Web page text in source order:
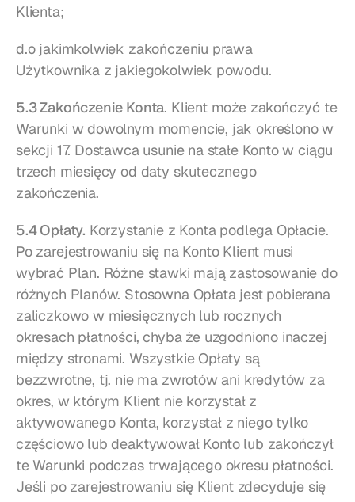
Klienta;
d.o jakimkolwiek zakończeniu prawa
Użytkownika z jakiegokolwiek powodu.
5.3 Zakończenie Konta. Klient może zakończyć te
Warunki w dowolnym momencie, jak określono w
sekcji 17. Dostawca usunie na stałe Konto w ciągu
trzech miesięcy od daty skutecznego
zakończenia.
5.4 Opłaty. Korzystanie z Konta podlega Opłacie.
Po zarejestrowaniu się na Konto Klient musi
wybrać Plan. Różne stawki mają zastosowanie do
różnych Planów. Stosowna Opłata jest pobierana
zaliczkowo w miesięcznych lub rocznych
okresach płatności, chyba że uzgodniono inaczej
między stronami. Wszystkie Opłaty są
bezzwrotne, tj. nie ma zwrotów ani kredytów za
okres, w którym Klient nie korzystał z
aktywowanego Konta, korzystał z niego tylko
częściowo lub deaktywował Konto lub zakończył
te Warunki podczas trwającego okresu płatności.
Jeśli po zarejestrowaniu się Klient zdecyduje się